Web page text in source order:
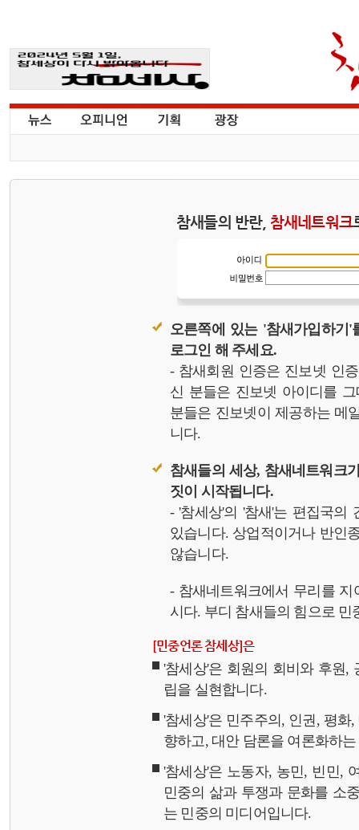
참새들의 반란, 참새네트워크
오른쪽에 있는 '참새가입하기
로그인 해 주세요.
- 참새회원 인증은 진보넷 인
신 분들은 진보넷 아이디를
분들은 진보넷이 제공하는 메
니다.
참새들의 세상, 참새네트워크
짓이 시작됩니다.
- '참세상'의 '참새'는 편집국의
있습니다. 상업적이거나 반인
않습니다.
- 참새네트워크에서 무리를
시다. 부디 참새들의 힘으로 민
[민중언론 참세상]은
'참세상'은 회원의 회비와 후원,
립을 실현합니다.
'참세상'은 민주주의, 인권, 평
향하고, 대안 담론을 여론화하
'참세상'은 노동자, 농민, 빈민,
민중의 삶과 투쟁과 문화를 소
는 민중의 미디어입니다.